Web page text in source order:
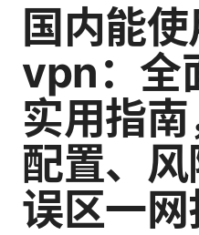
国内能
vpn：全
实用指南
配置、
误区一